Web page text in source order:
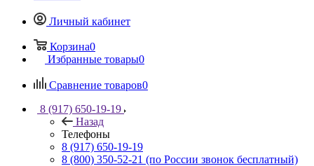
Личный кабинет
Корзина0
Избранные товары0
Сравнение товаров0
8 (917) 650-19-19
Назад
Телефоны
8 (917) 650-19-19
8 (800) 350-52-21 (по России звонок бесплатный)